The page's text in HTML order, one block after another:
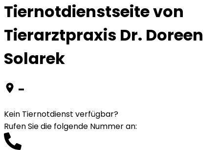
Tiernotdienstseite von
Tierarztpraxis Dr. Doreen
Solarek
-
Kein Tiernotdienst verfügbar?
Rufen Sie die folgende Nummer an: